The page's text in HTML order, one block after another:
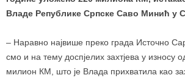
Владе Републике Српске Саво Минић у
– Наравно највише преко града Источно
смо и на тему доспјелих захтјева у износу
милион КМ, што је Влада прихватила као